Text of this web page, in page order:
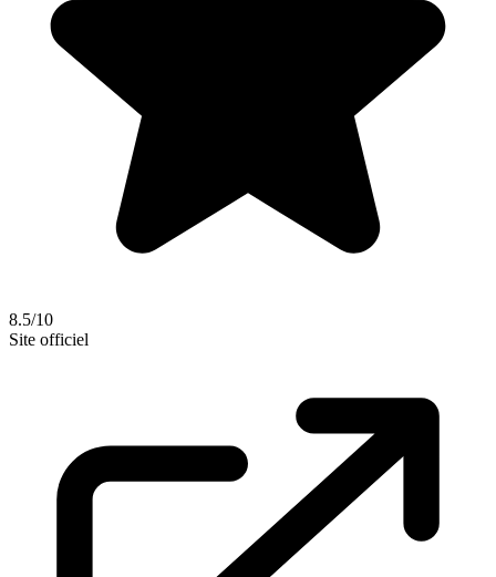
8.5/10
Site officiel